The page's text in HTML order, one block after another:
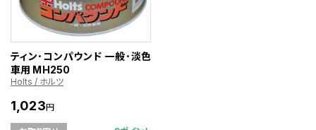
ティン･コンパウンド 一般･淡色
車用 MH250
Holts / ホルツ
1,023円